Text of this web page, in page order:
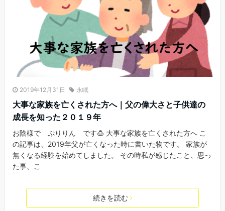
2019年12月31日 永眠
大事な家族を亡くされた方へ｜父の偉大さと子供達の
成長を知った２０１９年
お陰様で ぷりりん です🍮 大事な家族を亡くされた方へ こ
の記事は、2019年父が亡くなった時に書いた物です。 家族が
無くなる経験を始めてしました。 その時私が感じたこと、思っ
た事、こ
続きを読む